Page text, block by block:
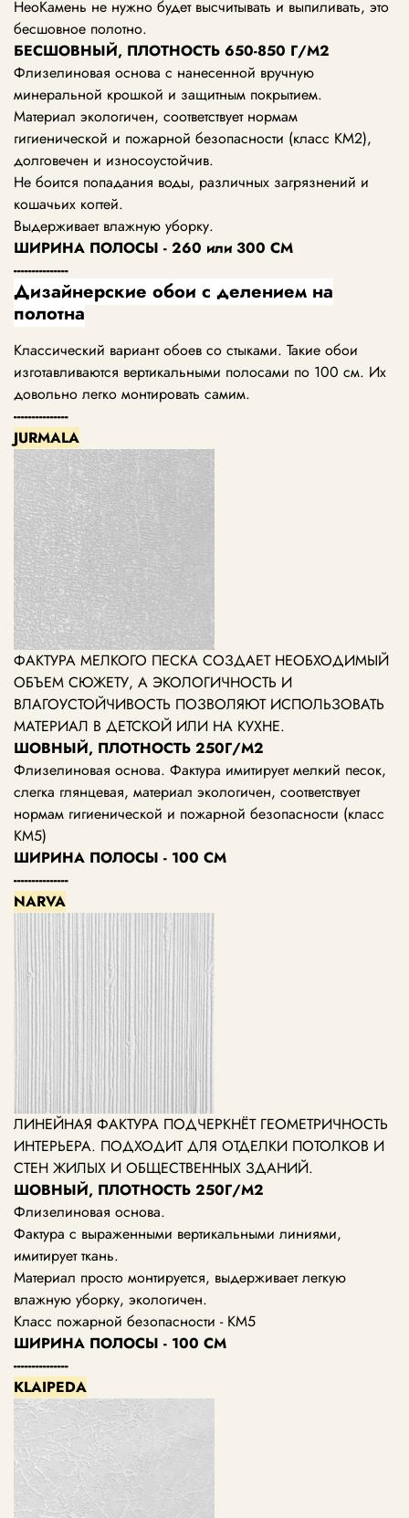
НеоКамень не нужно будет высчитывать и выпиливать, это
бесшовное полотно.
БЕСШОВНЫЙ, ПЛОТНОСТЬ 650-850 Г/М2
Флизелиновая основа с нанесенной вручную
минеральной крошкой и защитным покрытием.
Материал экологичен, соответствует нормам
гигиенической и пожарной безопасности (класс KM2),
долговечен и износоустойчив.
Не боится попадания воды, различных загрязнений и
кошачьих когтей.
Выдерживает влажную уборку.
ШИРИНА ПОЛОСЫ - 260 или 300 СМ
---------------
Дизайнерские обои с делением на
полотна
Классический вариант обоев со стыками. Такие обои
изготавливаются вертикальными полосами по 100 см. Их
довольно легко монтировать самим.
---------------
JURMALA
ФАКТУРА МЕЛКОГО ПЕСКА СОЗДАЕТ НЕОБХОДИМЫЙ
ОБЪЕМ СЮЖЕТУ, А ЭКОЛОГИЧНОСТЬ И
ВЛАГОУСТОЙЧИВОСТЬ ПОЗВОЛЯЮТ ИСПОЛЬЗОВАТЬ
МАТЕРИАЛ В ДЕТСКОЙ ИЛИ НА КУХНЕ.
ШОВНЫЙ, ПЛОТНОСТЬ 250Г/М2
Флизелиновая основа. Фактура имитирует мелкий песок,
слегка глянцевая, материал экологичен, соответствует
нормам гигиенической и пожарной безопасности (класс
КМ5)
ШИРИНА ПОЛОСЫ - 100 СМ
---------------
NARVA
ЛИНЕЙНАЯ ФАКТУРА ПОДЧЕРКНЁТ ГЕОМЕТРИЧНОСТЬ
ИНТЕРЬЕРА. ПОДХОДИТ ДЛЯ ОТДЕЛКИ ПОТОЛКОВ И
СТЕН ЖИЛЫХ И ОБЩЕСТВЕННЫХ ЗДАНИЙ.
ШОВНЫЙ, ПЛОТНОСТЬ 250Г/М2
Флизелиновая основа.
Фактура с выраженными вертикальными линиями,
имитирует ткань.
Материал просто монтируется, выдерживает легкую
влажную уборку, экологичен.
Класс пожарной безопасности - КМ5
ШИРИНА ПОЛОСЫ - 100 СМ
---------------
KLAIPEDA